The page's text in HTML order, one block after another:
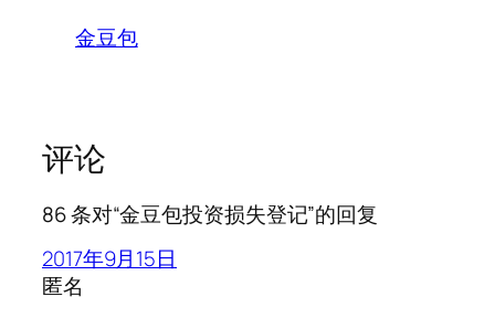
金豆包
评论
86 条对“金豆包投资损失登记”的回复
2017年9月15日
匿名